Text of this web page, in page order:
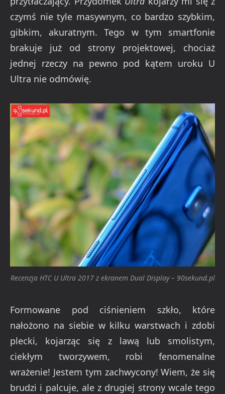
czymś nie tyle masywnym, co bardzo szybkim,
gibkim, akuratnym. Tego w tym smartfonie
brakuje już od strony projektowej, chociaż
jednej rzeczy na pewno pod kątem uroku U
Ultra nie odmówię.
Recenzja HTC U Ultra 2017 z ekranem Dual Display – 90sekund.pl
Formowane pod ciśnieniem szkło, które
nałożono na siebie w kilku warstwach i zdobi
plecki, kojarząc się z lawą lub smolistym,
ciekłym tworzywem, robi fenomenalne
wrażenie! Jestem tym zachwycony! Wiem, że się
brudzi i palcuje, ale z drugiej strony wcale tego